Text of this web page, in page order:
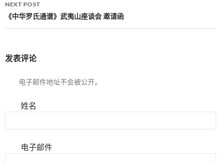
NEXT POST
《中华罗氏通谱》武夷山座谈会 邀请函
发表评论
电子邮件地址不会被公开。
姓名
电子邮件